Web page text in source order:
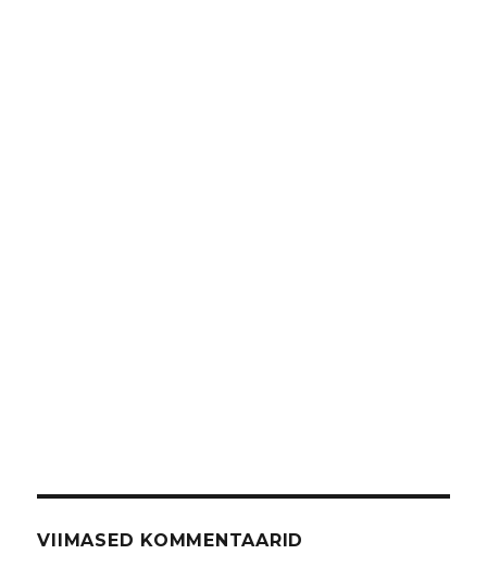
VIIMASED KOMMENTAARID